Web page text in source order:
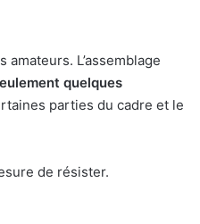
L’assemblage
quelques
parties du cadre et le
de résister.